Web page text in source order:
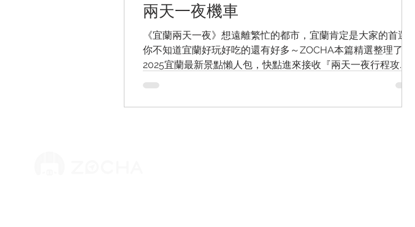
兩天一夜機車
《宜蘭兩天一夜》想遠離繁忙的都市，宜蘭肯定是大家的首選！
你不知道宜蘭好玩好吃的還有好多～ZOCHA本篇精選整理了
2025宜蘭最新景點懶人包，快點進來接收『兩天一夜行程攻
略』，開啟你的文藝小旅行！｜宜蘭兩天一夜行程 宜蘭兩天一夜
, 宜蘭兩天一夜溫泉